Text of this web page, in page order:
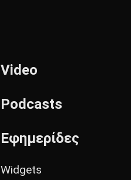
Video
Podcasts
Εφημερίδες
Widgets